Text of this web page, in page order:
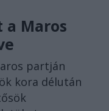
a Maros
partján
kora délután